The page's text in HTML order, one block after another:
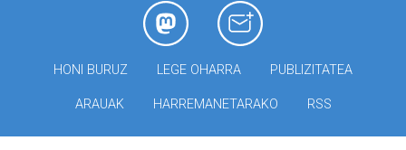
HONI BURUZ LEGE OHARRA PUBLIZITATEA
ARAUAK HARREMANETARAKO RSS